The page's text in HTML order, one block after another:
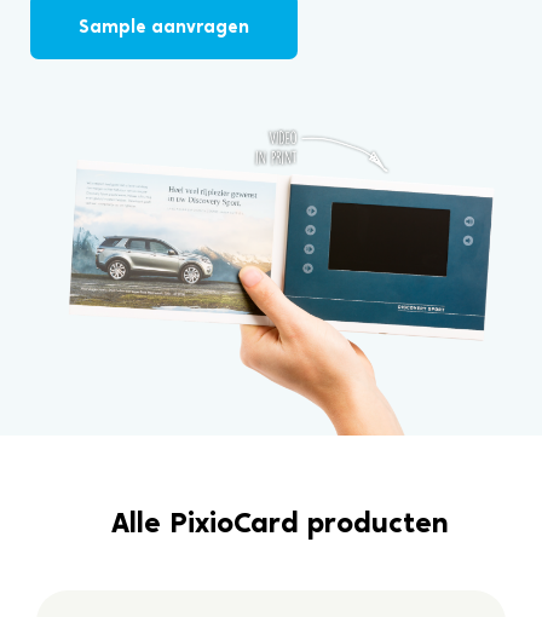
Sample aanvragen
Alle PixioCard producten